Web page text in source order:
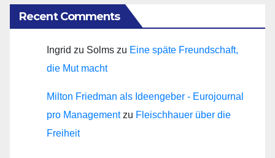
Recent Comments
Ingrid zu Solms zu Eine späte Freundschaft,
die Mut macht
Milton Friedman als Ideengeber - Eurojournal
pro Managementzu Fleischhauer über die
Freiheit